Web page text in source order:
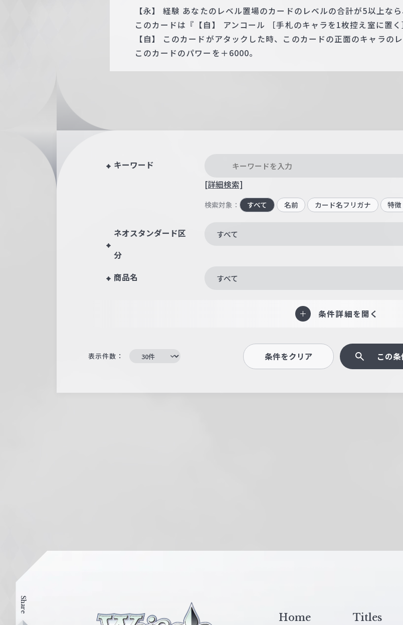
【永】 経験 あなたのレベル置場のカードのレベルの合計が5以上な
このカードは『【自】 アンコール ［手札のキャラを1枚控え室に置く
【自】 このカードがアタックした時、このカードの正面のキャラの
このカードのパワーを＋6000。
キーワード
[詳細検索]
検索対象： すべて 名前 カード名フリガナ 特徴
ネオスタンダード区
分
すべて
商品名 すべて
条件詳細を開く
表示件数： 条件をクリア この
Share
Home Titles